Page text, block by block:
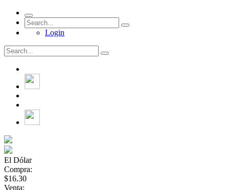
Login
El Dólar
Compra:
$16.30
Venta: